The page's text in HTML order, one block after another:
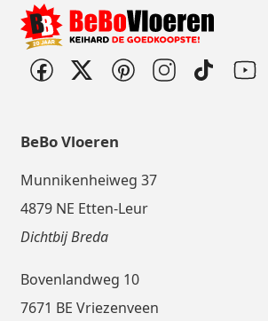
BeBo Vloeren
Munnikenheiweg 37
4879 NE Etten-Leur
Dichtbij Breda
Bovenlandweg 10
7671 BE Vriezenveen